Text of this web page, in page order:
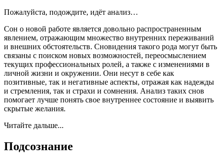
Пожалуйста, подождите, идёт анализ…
Сон о новой работе является довольно распространенным
явлением, отражающим множество внутренних переживаний
и внешних обстоятельств. Сновидения такого рода могут быть
связаны с поиском новых возможностей, переосмыслением
текущих профессиональных ролей, а также с изменениями в
личной жизни и окружении. Они несут в себе как
позитивные, так и негативные аспекты, отражая как надежды
и стремления, так и страхи и сомнения. Анализ таких снов
помогает лучше понять свое внутреннее состояние и выявить
скрытые желания.
Читайте дальше...
Подсознание